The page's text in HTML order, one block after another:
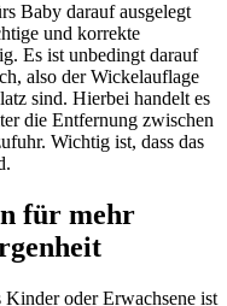
Baby darauf ausgelegt
und korrekte
Es ist unbedingt darauf
also der Wickelauflage
sind. Hierbei handelt es
die Entfernung zwischen
Wichtig ist, dass das
für mehr
oder Erwachsene ist